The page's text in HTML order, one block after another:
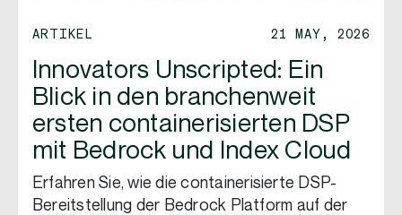
ARTIKEL 21 MAY, 2026
Innovators Unscripted: Ein
Blick in den branchenweit
ersten containerisierten DSP
mit Bedrock und Index Cloud
Erfahren Sie, wie die containerisierte DSP-
Bereitstellung der Bedrock Platform auf der